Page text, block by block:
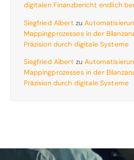
digitalen Finanzbericht endlich
Siegfried Albert zu
Mappingprozesses in der
Präzision durch digitale Systeme
Siegfried Albert zu
Mappingprozesses in der
Präzision durch digitale Systeme